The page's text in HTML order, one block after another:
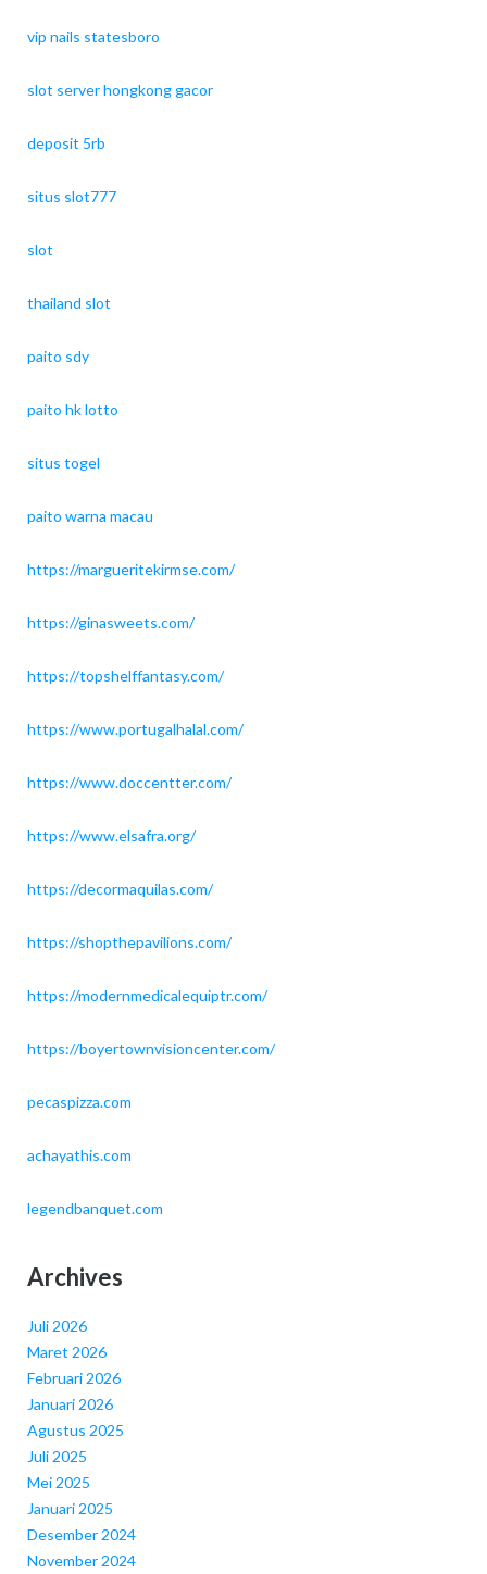
vip nails statesboro
slot server hongkong gacor
deposit 5rb
situs slot777
slot
thailand slot
paito sdy
paito hk lotto
situs togel
paito warna macau
https://margueritekirmse.com/
https://ginasweets.com/
https://topshelffantasy.com/
https://www.portugalhalal.com/
https://www.doccentter.com/
https://www.elsafra.org/
https://decormaquilas.com/
https://shopthepavilions.com/
https://modernmedicalequiptr.com/
https://boyertownvisioncenter.com/
pecaspizza.com
achayathis.com
legendbanquet.com
Archives
Juli 2026
Maret 2026
Februari 2026
Januari 2026
Agustus 2025
Juli 2025
Mei 2025
Januari 2025
Desember 2024
November 2024